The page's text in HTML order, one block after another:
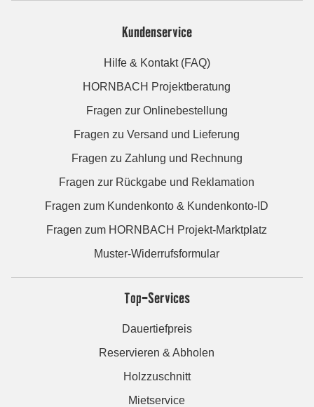
Kundenservice
Hilfe & Kontakt (FAQ)
HORNBACH Projektberatung
Fragen zur Onlinebestellung
Fragen zu Versand und Lieferung
Fragen zu Zahlung und Rechnung
Fragen zur Rückgabe und Reklamation
Fragen zum Kundenkonto & Kundenkonto-ID
Fragen zum HORNBACH Projekt-Marktplatz
Muster-Widerrufsformular
Top-Services
Dauertiefpreis
Reservieren & Abholen
Holzzuschnitt
Mietservice